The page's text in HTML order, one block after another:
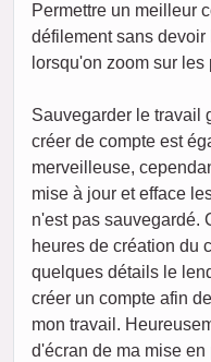
Permettre un meilleur
défilement sans
lorsqu'on zoom sur les
Sauvegarder le travail
créer de compte est
merveilleuse,
mise à jour et efface
n'est pas sauvegardé.
heures de création du
quelques détails le
créer un compte afin
mon travail.
d'écran de ma mise